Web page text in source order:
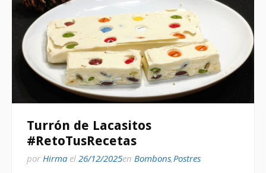
Turrón de Lacasitos
#RetoTusRecetas
por Hirma el 26/12/2025en Bombons,Postres